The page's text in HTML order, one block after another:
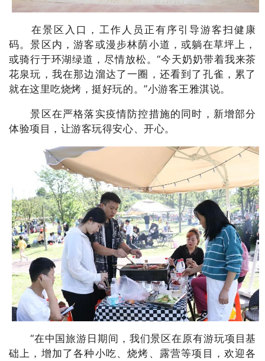
在景区入口，工作人员正有序引导游客扫健康
码。景区内，游客或漫步林荫小道，或躺在草坪上，
或骑行于环湖绿道，尽情放松。“今天奶奶带着我来茶
花泉玩，我在那边溜达了一圈，还看到了孔雀，累了
就在这里吃烧烤，挺好玩的。”小游客王雅淇说。
景区在严格落实疫情防控措施的同时，新增部分
体验项目，让游客玩得安心、开心。
“在中国旅游日期间，我们景区在原有游玩项目基
础上，增加了各种小吃、烧烤、露营等项目，欢迎各